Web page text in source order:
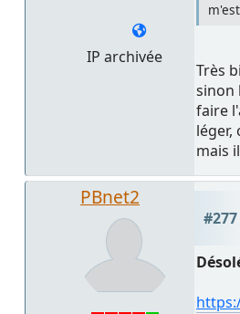
IP archivée
Très
sinon
faire
léger,
mais
PBnet2
#277